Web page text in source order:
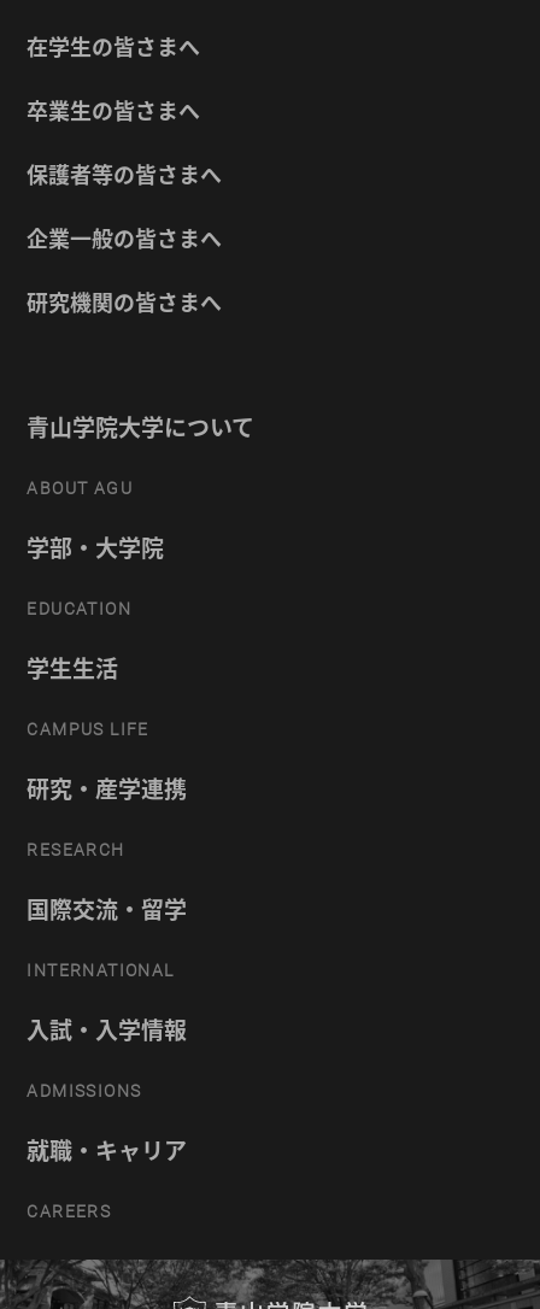
在学生の皆さまへ
卒業生の皆さまへ
保護者等の皆さまへ
企業一般の皆さまへ
研究機関の皆さまへ
青山学院大学について
ABOUT AGU
学部・大学院
EDUCATION
学生生活
CAMPUS LIFE
研究・産学連携
RESEARCH
国際交流・留学
INTERNATIONAL
入試・入学情報
ADMISSIONS
就職・キャリア
CAREERS